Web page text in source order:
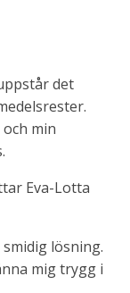
det
min
Eva-Lotta
lösning.
mig trygg i